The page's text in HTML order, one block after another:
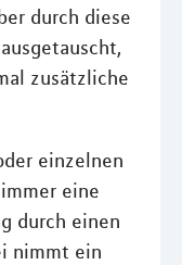
durch diese
zusätzliche
einzelnen
eine
durch einen
nimmt ein